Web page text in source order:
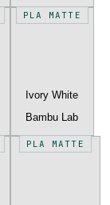
PLA MATTE
Ivory White
Bambu Lab
PLA MATTE